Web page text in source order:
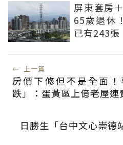
屏東套房
65歲退休
已有243張
← 上一篇
房價下修但不是全面
跌」：蛋黃區上億老屋連
日勝生「台中文心崇德